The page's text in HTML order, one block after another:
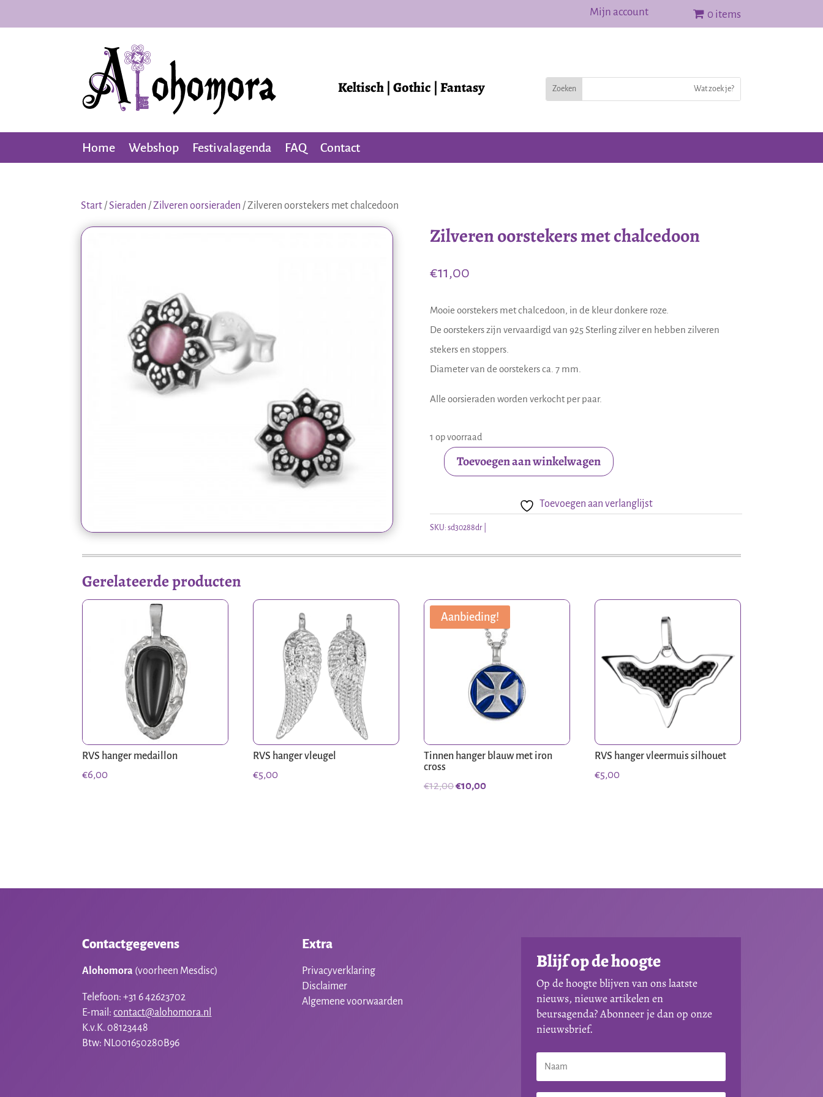
Mijn account 0 items
Keltisch | Gothic | Fantasy
Home Webshop Festivalagenda FAQ Contact
Start /Sieraden /Zilveren oorsieraden / Zilveren oorstekers met chalcedoon
Zilveren oorstekers met chalcedoon
€11,00
Mooie oorstekers met chalcedoon, in de kleur donkere roze.
De oorstekers zijn vervaardigd van 925 Sterling zilver en hebben zilveren
stekers en stoppers.
Diameter van de oorstekers ca. 7 mm.
Alle oorsieraden worden verkocht per paar.
1 op voorraad
Zilveren
met
chalcedoon
Toevoegen aan winkelwagen
Toevoegen aan verlanglijst
SKU: sd30288dr
Gerelateerde producten
RVS hanger medaillon
€6,00
RVS hanger vleugel
€5,00
Aanbieding!
Tinnen hanger blauw met iron
cross
€12,00Oorspronkelijke
€10,00Huidige
RVS hanger vleermuis silhouet
€5,00
Contactgegevens
Alohomora (voorheen Mesdisc)
Telefoon: +31 6 42623702
E-mail:contact@alohomora.nl
K.v.K. 08123448
Btw: NL001650280B96
Extra
Privacyverklaring
Disclaimer
Algemene voorwaarden
Blijf op de hoogte
Op de hoogte blijven van ons laatste
nieuws, nieuwe artikelen en
beursagenda? Abonneer je dan op onze
nieuwsbrief.